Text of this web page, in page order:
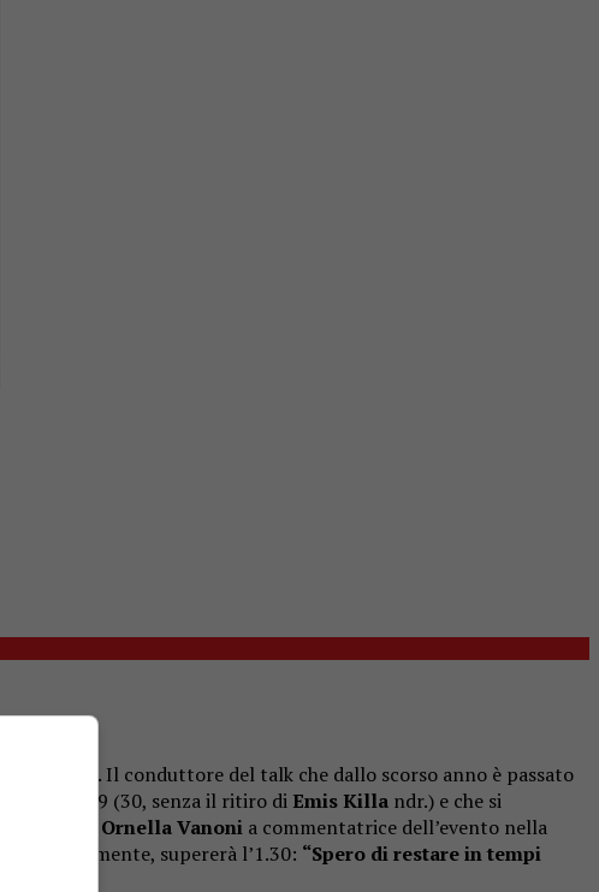
Fazio. Il conduttore del talk che dallo scorso anno è passato
sono 29 (30, senza il ritiro di Emis Killa ndr.) e che si
Ornella Vanoni a commentatrice dell’evento nella
difficilmente, supererà l’1.30: “Spero di restare in tempi